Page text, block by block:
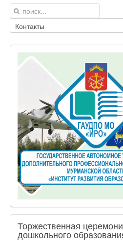
Торжественная
дошкольного